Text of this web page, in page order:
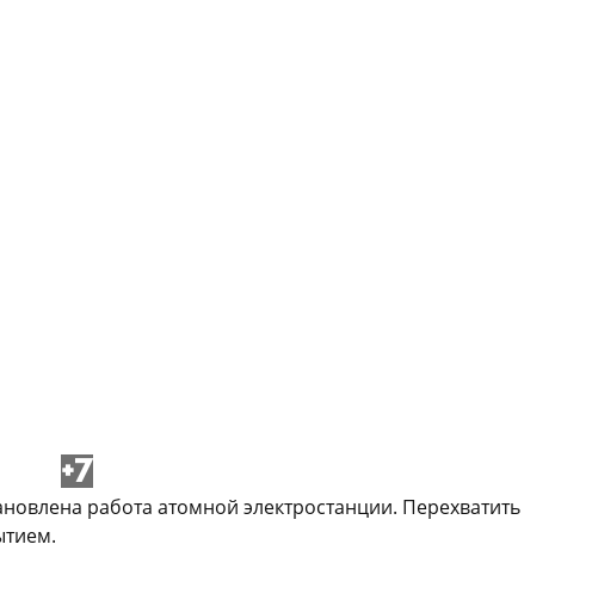
+7
работа атомной электростанции. Перехватить